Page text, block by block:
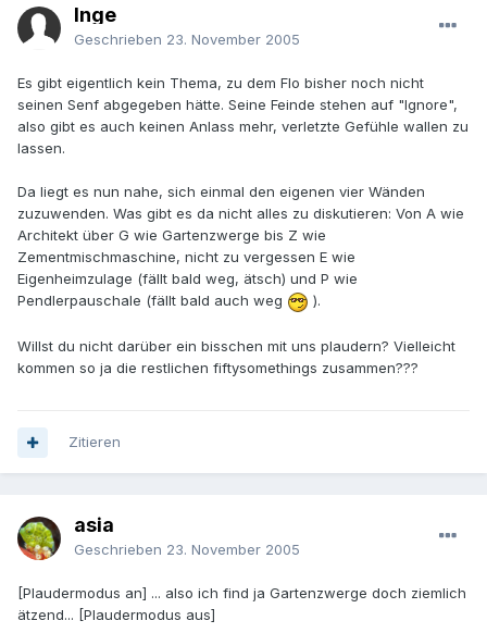
Inge
Geschrieben 23. November 2005
Es gibt eigentlich kein Thema, zu dem Flo bisher noch nicht
seinen Senf abgegeben hätte. Seine Feinde stehen auf "Ignore",
also gibt es auch keinen Anlass mehr, verletzte Gefühle wallen zu
lassen.
Da liegt es nun nahe, sich einmal den eigenen vier Wänden
zuzuwenden. Was gibt es da nicht alles zu diskutieren: Von A wie
Architekt über G wie Gartenzwerge bis Z wie
Zementmischmaschine, nicht zu vergessen E wie
Eigenheimzulage (fällt bald weg, ätsch) und P wie
Pendlerpauschale (fällt bald auch weg
).
Willst du nicht darüber ein bisschen mit uns plaudern? Vielleicht
kommen so ja die restlichen fiftysomethings zusammen???
Zitieren
asia
Geschrieben 23. November 2005
[Plaudermodus an] ... also ich find ja Gartenzwerge doch ziemlich
ätzend... [Plaudermodus aus]